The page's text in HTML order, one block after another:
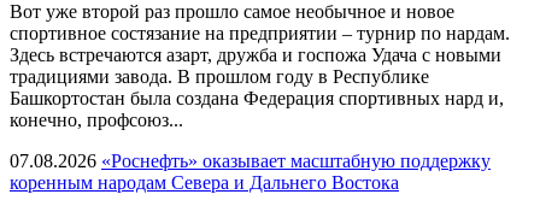
Вот уже второй раз прошло самое необычное и новое
спортивное состязание на предприятии – турнир по нардам.
Здесь встречаются азарт, дружба и госпожа Удача с новыми
традициями завода. В прошлом году в Республике
Башкортостан была создана Федерация спортивных нард и,
конечно, профсоюз...
07.08.2026 «Роснефть» оказывает масштабную поддержку
коренным народам Севера и Дальнего Востока